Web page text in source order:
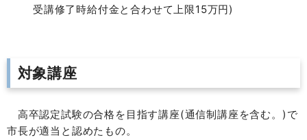
受講修了時給付金と合わせて上限15万円)
対象講座
高卒認定試験の合格を目指す講座(通信制講座を含む。)で
市長が適当と認めたもの。